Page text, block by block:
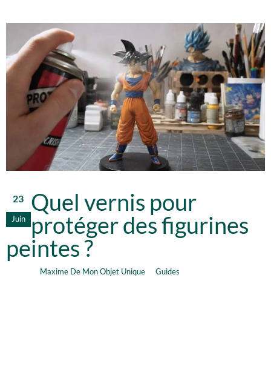
23
Juin
Quel vernis pour
protéger des figurines
peintes ?
Maxime De Mon Objet Unique Guides